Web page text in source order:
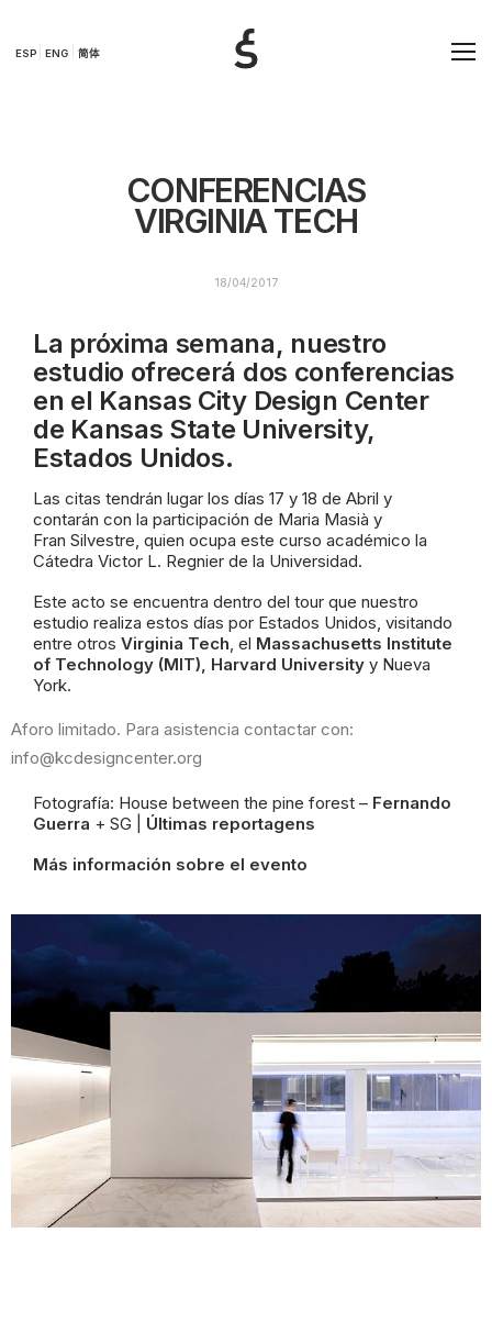
ESP ENG 简体
CONFERENCIAS
VIRGINIA TECH
18/04/2017
La próxima semana, nuestro
estudio ofrecerá dos conferencias
en el Kansas City Design Center
de Kansas State University,
Estados Unidos.
Las citas tendrán lugar los días 17 y 18 de Abril y
contarán con la participación de Maria Masià y
Fran Silvestre, quien ocupa este curso académico la
Cátedra Victor L. Regnier de la Universidad.
Este acto se encuentra dentro del tour que nuestro
estudio realiza estos días por Estados Unidos, visitando
entre otros Virginia Tech, el Massachusetts Institute
of Technology (MIT), Harvard University y Nueva
York.
Aforo limitado. Para asistencia contactar con:
info@kcdesigncenter.org
Fotografía: House between the pine forest – Fernando
Guerra + SG | Últimas reportagens
Más información sobre el evento